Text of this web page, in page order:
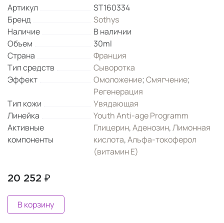
Артикул
ST160334
Бренд
Sothys
Наличие
В наличии
Объем
30ml
Страна
Франция
Тип средств
Сыворотка
Эффект
Омоложение;Смягчение;
Регенерация
Тип кожи
Увядающая
Линейка
Youth Anti-age Programm
Активные
компоненты
Глицерин,Аденозин,Лимонная
кислота,Альфа-токоферол
(витамин Е)
20 252 ₽
В корзину